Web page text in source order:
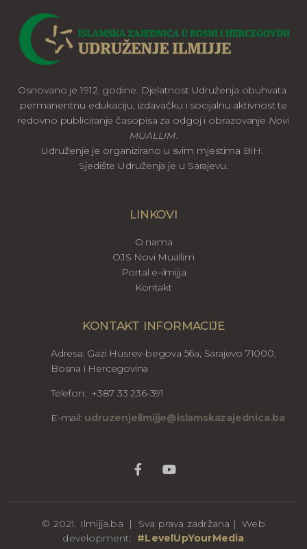
Osnovano je 1912. godine. Djelatnost Udruženja obuhvata
permanentnu edukaciju, izdavačku i socijalnu aktivnost te
redovno publiciranje časopisa za odgoj i obrazovanje Novi
MUALLIM.
Udruženje je organizirano u svim mjestima BiH.
Sjedište Udruženja je u Sarajevu.
LINKOVI
O nama
OJS Novi Muallim
Portal e-ilmijja
Kontakt
KONTAKT INFORMACIJE
Adresa: Gazi Husrev-begova 56a, Sarajevo 71000,
Bosna i Hercegovina
Telefon: +387 33 236-391
E-mail: udruzenjeilmijje@islamskazajednica.ba
© 2021. Ilmijja.ba | Sva prava zadržana | Web
development: #LevelUpYourMedia